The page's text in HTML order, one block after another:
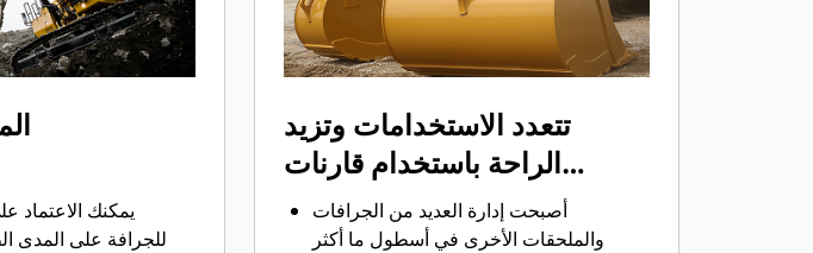
يمكنك الاعتماد
تتعدد الاستخدامات وتزيد
الراحة باستخدام قارنات
التوصيل
أصبحت إدارة العديد من الجرافات
والملحقات الأخرى في أسطول ما أكثر